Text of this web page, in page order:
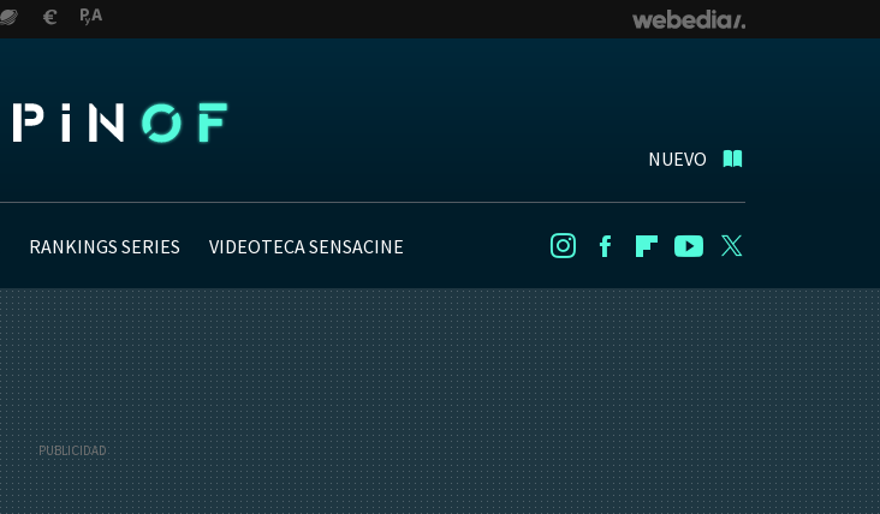
NUEVO
RANKINGS SERIES VIDEOTECA SENSACINE InstagramFacebookFlipboard
Youtube